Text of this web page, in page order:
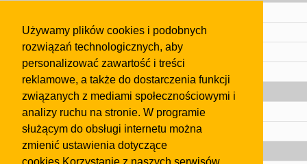
Używamy plików cookies i podobnych
rozwiązań technologicznych, aby
personalizować zawartość i treści
reklamowe, a także do dostarczenia funkcji
związanych z mediami społecznościowymi i
analizy ruchu na stronie. W programie
służącym do obsługi internetu można
zmienić ustawienia dotyczące
Kontakt
Regulamin
Gazeta
Olkusz
Kontakt
Strefa dla biznesu